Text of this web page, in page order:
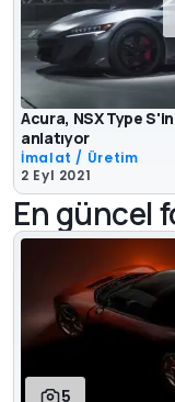
Acura, NSX Type S'in
anlatıyor
İmalat / Üretim
2 Eyl 2021
En güncel
5